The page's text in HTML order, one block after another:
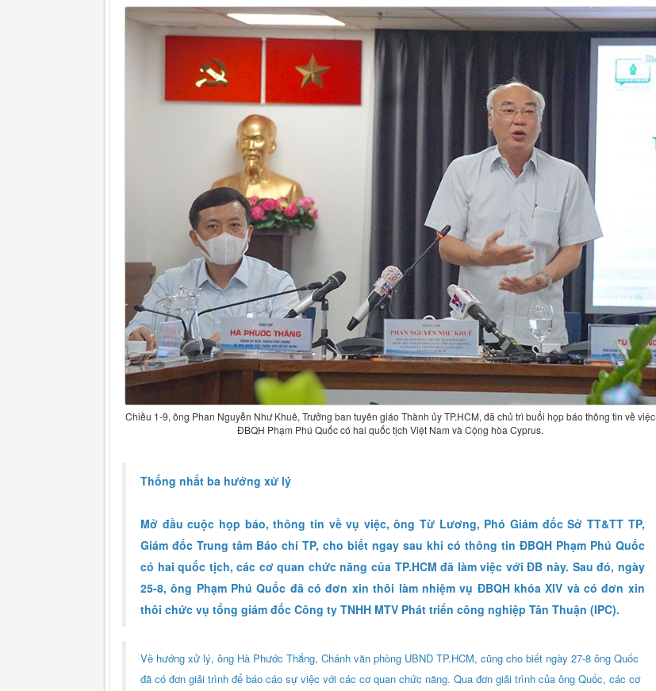
Chiều 1-9, ông Phan Nguyễn Như Khuê, Trưởng ban tuyên giáo Thành ủy TP.HCM, đã chủ trì buổi họp báo thông tin về việc
ĐBQH Phạm Phú Quốc có hai quốc tịch Việt Nam và Cộng hòa Cyprus.
Thống nhất ba hướng xử lý
Mở đầu cuộc họp báo, thông tin về vụ việc, ông Từ Lương, Phó Giám đốc Sở TT&TT TP,
Giám đốc Trung tâm Báo chí TP, cho biết ngay sau khi có thông tin ĐBQH Phạm Phú Quốc
có hai quốc tịch, các cơ quan chức năng của TP.HCM đã làm việc với ĐB này. Sau đó, ngày
25-8, ông Phạm Phú Quốc đã có đơn xin thôi làm nhiệm vụ ĐBQH khóa XIV và có đơn xin
thôi chức vụ tổng giám đốc Công ty TNHH MTV Phát triển công nghiệp Tân Thuận (IPC).
Về hướng xử lý, ông Hà Phước Thắng, Chánh văn phòng UBND TP.HCM, cũng cho biết ngày 27-8 ông Quốc
đã có đơn giải trình để báo cáo sự việc với các cơ quan chức năng. Qua đơn giải trình của ông Quốc, các cơ